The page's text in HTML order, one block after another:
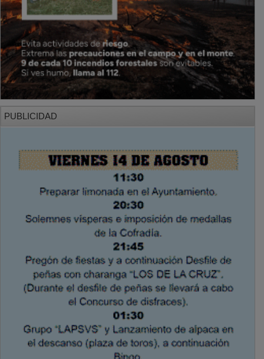
PUBLICIDAD